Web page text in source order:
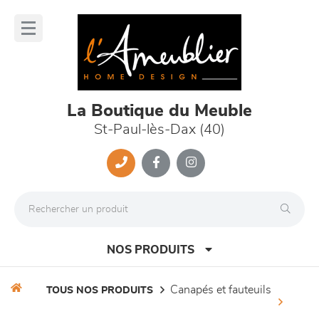
La Boutique du Meuble
St-Paul-lès-Dax (40)
NOS PRODUITS
TOUS NOS PRODUITS canapés et fauteuils